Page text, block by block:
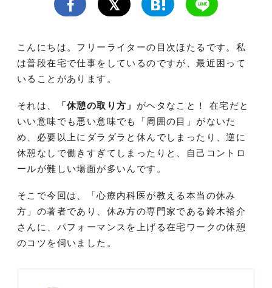
こんにちは。フリーライターの目次ほたるです。私
は普段在宅で仕事をしているのですが、最近困って
いることがあります。
それは、 「休憩の取り方」 がヘタなこと！ 在宅だと
いい意味でも悪い意味でも「周囲の目」がないた
め、必要以上にダラダラと休んでしまったり、逆に
休憩なしで働きすぎてしまったりと、自己コントロ
ールが難しい場面が多いんです。
そこで今回は、「心療内科医が教える本当の休み
方」の著者であり、休み方の専門家である鈴木裕介
さんに、パフォーマンスを上げる在宅ワークの休憩
のコツを伺いました。